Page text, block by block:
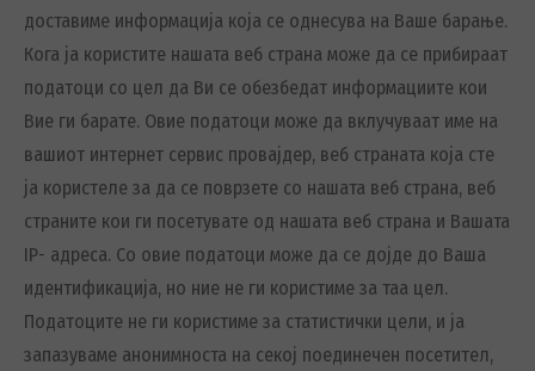
доставиме информација која се однесува на Ваше барање.
Кога ја користите нашата веб страна може да се прибираат
податоци со цел да Ви се обезбедат информациите кои
Вие ги барате. Овие податоци може да вклучуваат име на
вашиот интернет сервис провајдер, веб страната која сте
ја користеле за да се поврзете со нашата веб страна, веб
страните кои ги посетувате од нашата веб страна и Вашата
IP- адреса. Со овие податоци може да се дојде до Ваша
идентификација, но ние не ги користиме за таа цел.
Податоците не ги користиме за статистички цели, и ја
запазуваме анонимноста на секој поединечен посетител,